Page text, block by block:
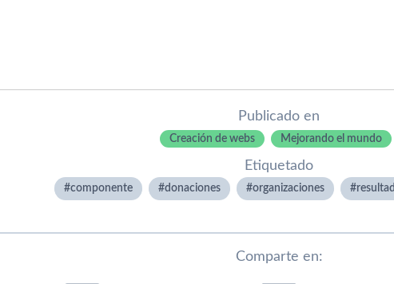
Publicado en
Creación de webs Mejorando el mundo
Etiquetado
componente donaciones organizaciones
Comparte en: